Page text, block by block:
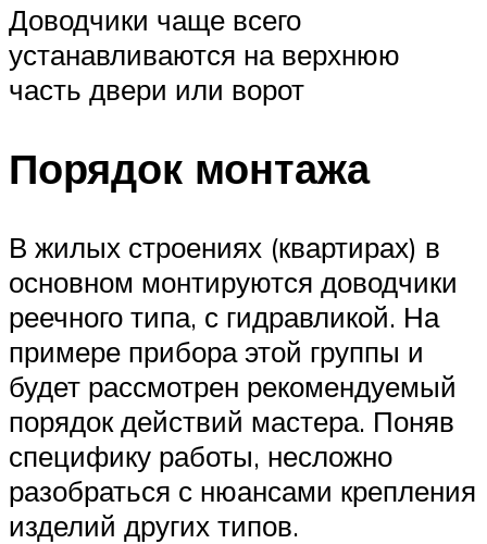
Доводчики чаще всего
устанавливаются на верхнюю
часть двери или ворот
Порядок монтажа
В жилых строениях (квартирах) в
основном монтируются доводчики
реечного типа, с гидравликой. На
примере прибора этой группы и
будет рассмотрен рекомендуемый
порядок действий мастера. Поняв
специфику работы, несложно
разобраться с нюансами крепления
изделий других типов.